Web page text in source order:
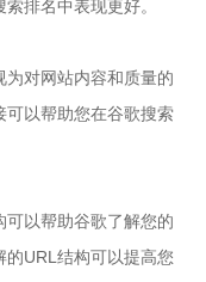
排名中表现更好。
对网站内容和质量的
可以帮助您在谷歌搜索
以帮助谷歌了解您的
的URL结构可以提高您